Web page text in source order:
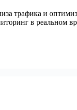
трафика и
в реальном